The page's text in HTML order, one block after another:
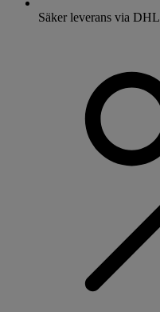
Säker leverans via DHL